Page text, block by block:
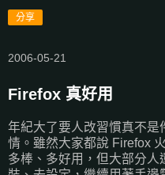
分享
2006-05-21
Firefox 真好用
年紀大了要人改習慣真不是
情。雖然大家都說 Firefox
多棒、多好用，但大部分人